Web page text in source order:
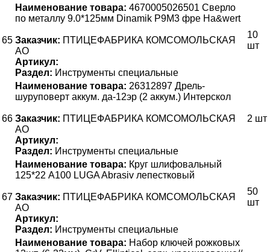
65
Наименование товара: 4670005026501 Сверло
по металлу 9.0*125мм Dinamik P9М3 фре Ha&wert
Заказчик: ПТИЦЕФАБРИКА КОМСОМОЛЬСКАЯ
АО
Артикул:
Раздел: Инструменты специальные
10
шт
66
Наименование товара: 26312897 Дрель-
шуруповерт аккум. да-12эр (2 аккум.) Интерскол
Заказчик: ПТИЦЕФАБРИКА КОМСОМОЛЬСКАЯ
АО
Артикул:
Раздел: Инструменты специальные
2 шт
67
Наименование товара: Круг шлифовальный
125*22 А100 LUGA Abrasiv лепестковый
Заказчик: ПТИЦЕФАБРИКА КОМСОМОЛЬСКАЯ
АО
Артикул:
Раздел: Инструменты специальные
50
шт
Наименование товара: Набор ключей рожковых